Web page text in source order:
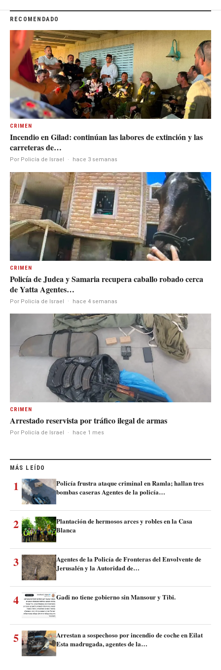
RECOMENDADO
CRIMEN
Incendio en Gilad: continúan las labores de extinción y las
carreteras de…
Por Policía de Israel · hace 3 semanas
CRIMEN
Policía de Judea y Samaria recupera caballo robado cerca
de Yatta Agentes…
Por Policía de Israel · hace 4 semanas
CRIMEN
Arrestado reservista por tráfico ilegal de armas
Por Policía de Israel · hace 1 mes
MÁS LEÍDO
1
Policía frustra ataque criminal en Ramla; hallan tres
bombas caseras Agentes de la policía…
2
Plantación de hermosos arces y robles en la Casa
Blanca
3
Agentes de la Policía de Fronteras del Envolvente de
Jerusalén y la Autoridad de…
4 Gadi no tiene gobierno sin Mansour y Tibi.
5
Arrestan a sospechoso por incendio de coche en Eilat
Esta madrugada, agentes de la…